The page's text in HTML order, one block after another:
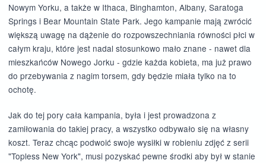
Nowym Yorku, a także w Ithaca, Binghamton, Albany, Saratoga
Springs i Bear Mountain State Park. Jego kampanie mają zwrócić
większą uwagę na dążenie do rozpowszechniania równości płci w
całym kraju, które jest nadal stosunkowo mało znane - nawet dla
mieszkańców Nowego Jorku - gdzie każda kobieta, ma już prawo
do przebywania z nagim torsem, gdy będzie miała tylko na to
ochotę.
Jak do tej pory cała kampania, była i jest prowadzona z
zamiłowania do takiej pracy, a wszystko odbywało się na własny
koszt. Teraz chcąc podwoić swoje wysiłki w robieniu zdjęć z serii
"Topless New York", musi pozyskać pewne środki aby był w stanie